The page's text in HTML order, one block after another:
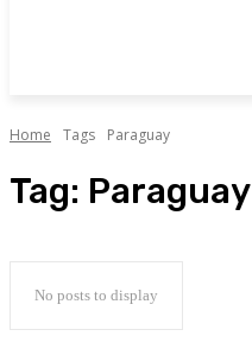
Home Tags Paraguay
Tag: Paraguay
No posts to display